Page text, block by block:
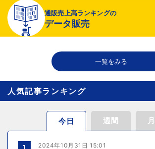
2026年08月06日 19:01
〈注目企業のEC戦略〉 イズミセが豊富な品揃えで
ール軸に50店展開
2026年08月06日 18:50
THE RICHが149の温浴施設で広告、都内29店舗で
通販売上高ランキングの
データ販売
一覧をみる
人気記事ランキング
今日 週間
2024年10月31日 15:01